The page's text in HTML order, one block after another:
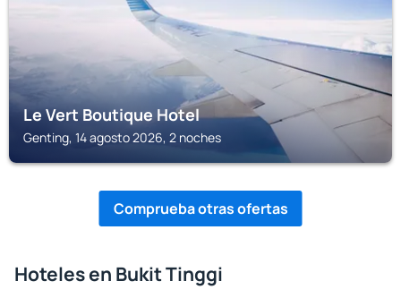
Le Vert Boutique Hotel
Genting, 14 agosto 2026, 2 noches
Comprueba otras ofertas
Hoteles en Bukit Tinggi